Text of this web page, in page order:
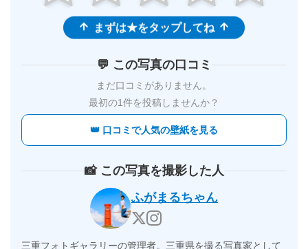
まずは★をタップしてね
💬 この写真の口コミ
まだ口コミがありません。
最初の1件を投稿しませんか？
👑 口コミで人気の壁紙を見る
📸 この写真を撮影した人
ふがまるちゃん
三重フォトギャラリーの管理者。三重県を撮る写真家として